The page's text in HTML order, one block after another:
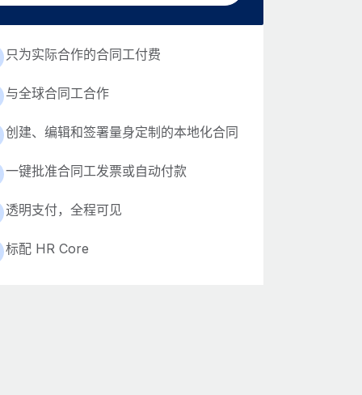
只为实际合作的合同工付费
与全球合同工合作
创建、编辑和签署量身定制的本地化合同
一键批准合同工发票或自动付款
透明支付，全程可见
标配 HR Core